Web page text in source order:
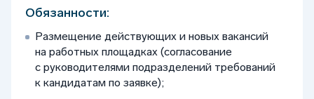
Обязанности:
Размещение действующих и новых вакансий
на работных площадках (согласование
с руководителями подразделений требований
к кандидатам по заявке);